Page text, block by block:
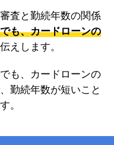
査と勤続年数の関係
も、カードローンの
えします。
も、カードローンの
勤続年数が短いこと
。